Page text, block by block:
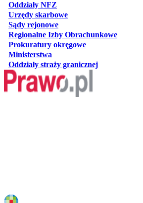
Oddziały NFZ
Urzędy skarboweotwiera się w nowej
Sądy rejonoweotwiera się w nowej karcie
Regionalne Izby Obrachunkoweotwiera
Prokuratury okręgoweotwiera się w
Ministerstwa
Oddziały straży granicznejotwiera się w